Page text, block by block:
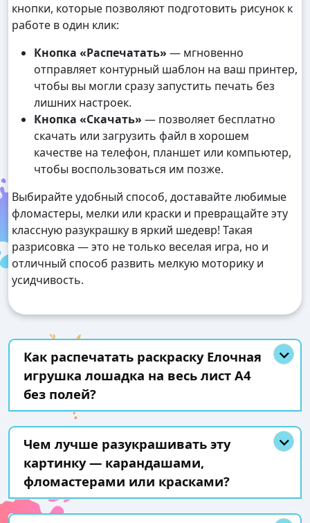
кнопки, которые позволяют подготовить рисунок к
работе в один клик:
Кнопка «Распечатать» — мгновенно
отправляет контурный шаблон на ваш принтер,
чтобы вы могли сразу запустить печать без
лишних настроек.
Кнопка «Скачать» — позволяет бесплатно
скачать или загрузить файл в хорошем
качестве на телефон, планшет или компьютер,
чтобы воспользоваться им позже.
Выбирайте удобный способ, доставайте любимые
фломастеры, мелки или краски и превращайте эту
классную разукрашку в яркий шедевр! Такая
разрисовка — это не только веселая игра, но и
отличный способ развить мелкую моторику и
усидчивость.
Как распечатать раскраску Елочная
игрушка лошадка на весь лист А4
без полей?
Чем лучше разукрашивать эту
картинку — карандашами,
фломастерами или красками?